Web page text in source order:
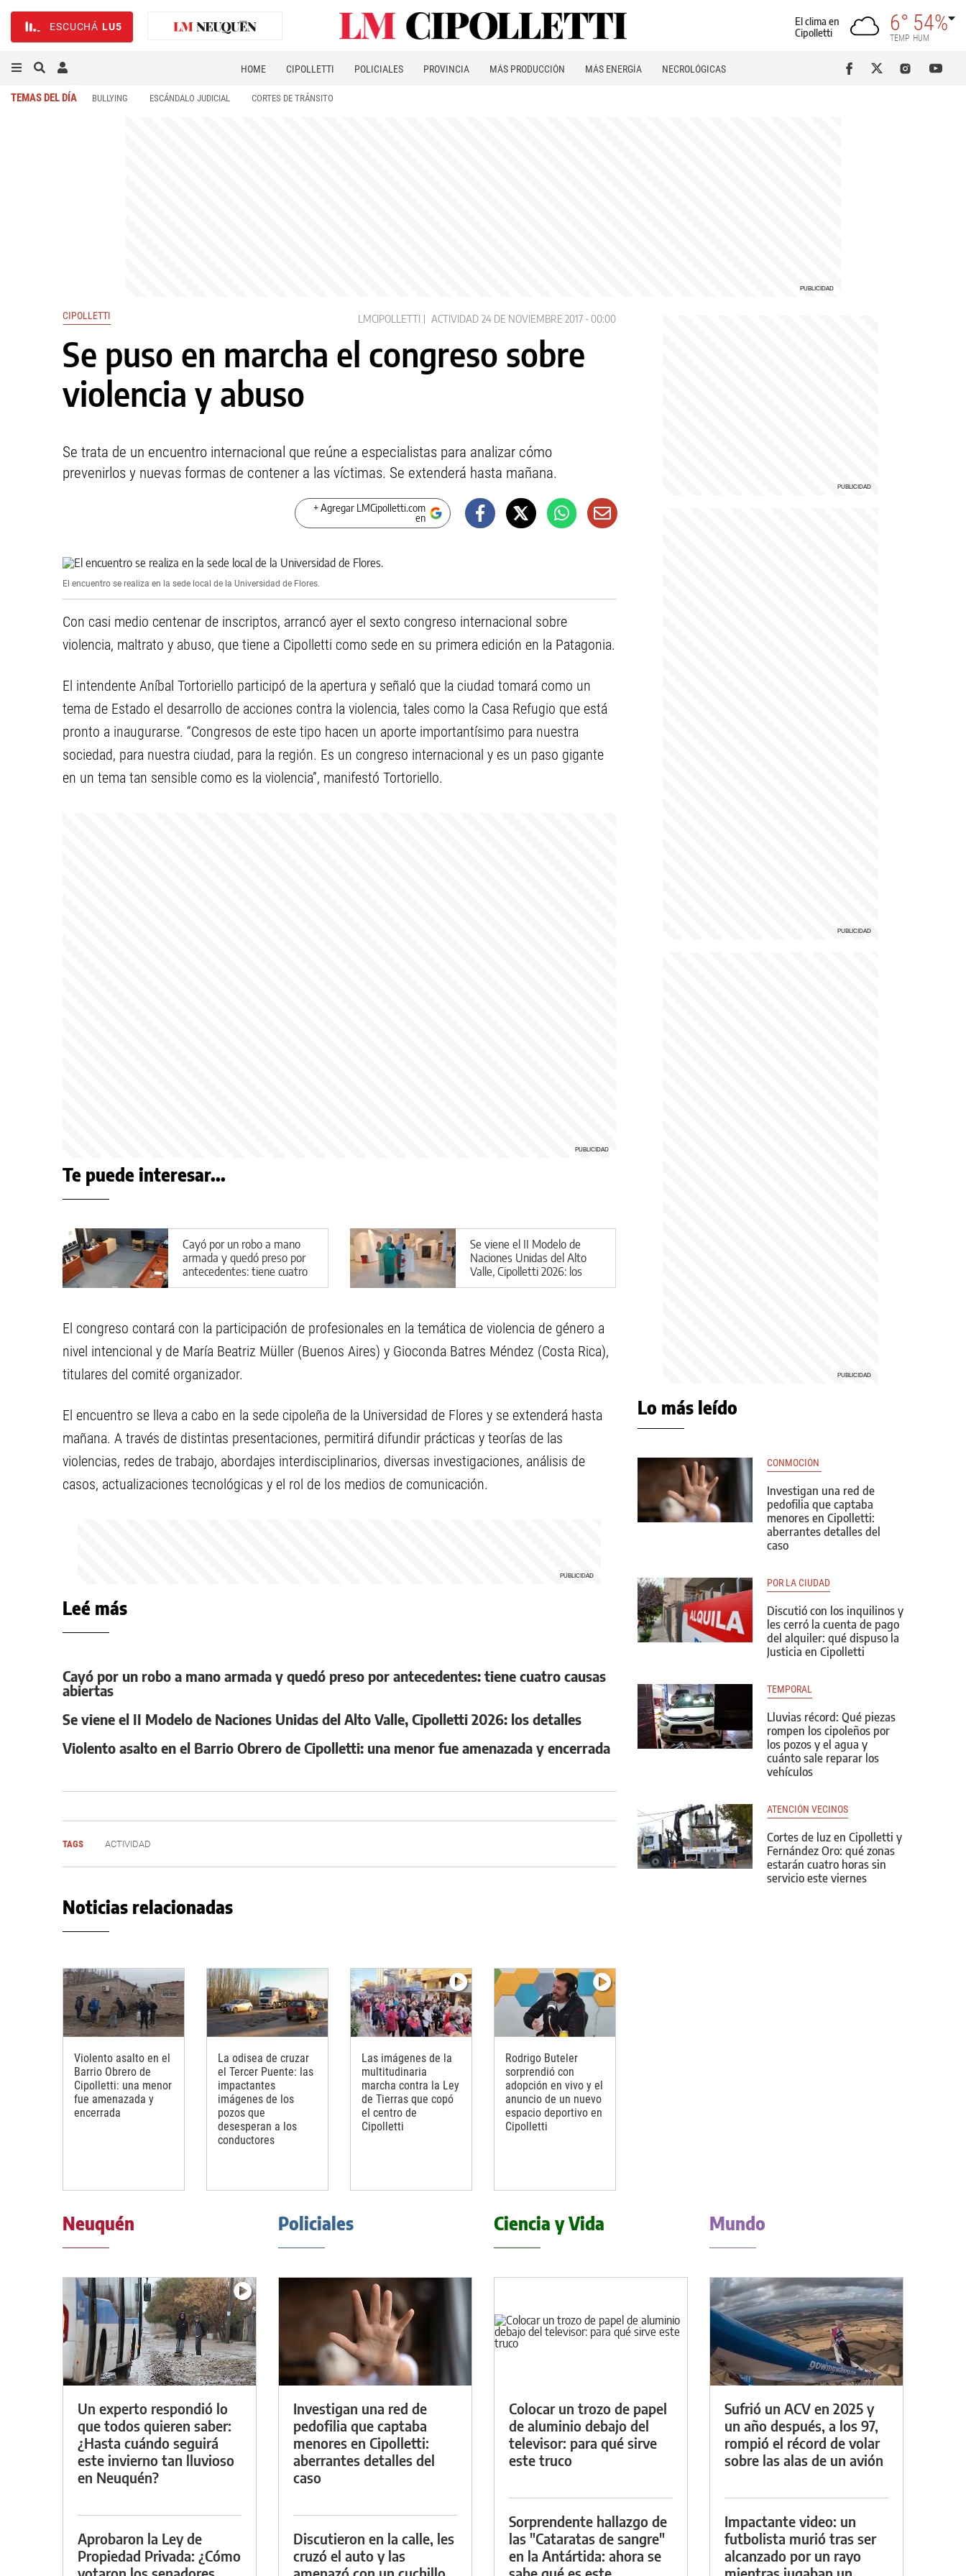
ESCUCHÁ LU5
El clima en
Cipolletti
6°
TEMP
54%
HUM
HOME CIPOLLETTI POLICIALES PROVINCIA MÁS PRODUCCIÓN MÁS ENERGÍA NECROLÓGICAS
TEMAS DEL DÍA BULLYING ESCÁNDALO JUDICIAL CORTES DE TRÁNSITO
CIPOLLETTI LMCIPOLLETTI ACTIVIDAD 24 DE NOVIEMBRE 2017 - 00:00
Se puso en marcha el congreso sobre
violencia y abuso
Se trata de un encuentro internacional que reúne a especialistas para analizar cómo
prevenirlos y nuevas formas de contener a las víctimas. Se extenderá hasta mañana.
+ Agregar LMCipolletti.com
en
El encuentro se realiza en la sede local de la Universidad de Flores.
Con casi medio centenar de inscriptos, arrancó ayer el sexto congreso internacional sobre
violencia, maltrato y abuso, que tiene a Cipolletti como sede en su primera edición en la Patagonia.
El intendente Aníbal Tortoriello participó de la apertura y señaló que la ciudad tomará como un
tema de Estado el desarrollo de acciones contra la violencia, tales como la Casa Refugio que está
pronto a inaugurarse. “Congresos de este tipo hacen un aporte importantísimo para nuestra
sociedad, para nuestra ciudad, para la región. Es un congreso internacional y es un paso gigante
en un tema tan sensible como es la violencia”, manifestó Tortoriello.
Te puede interesar...
Cayó por un robo a mano
armada y quedó preso por
antecedentes: tiene cuatro
causas abiertas
Se viene el II Modelo de
Naciones Unidas del Alto
Valle, Cipolletti 2026: los
detalles
El congreso contará con la participación de profesionales en la temática de violencia de género a
nivel intencional y de María Beatriz Müller (Buenos Aires) y Gioconda Batres Méndez (Costa Rica),
titulares del comité organizador.
El encuentro se lleva a cabo en la sede cipoleña de la Universidad de Flores y se extenderá hasta
mañana. A través de distintas presentaciones, permitirá difundir prácticas y teorías de las
violencias, redes de trabajo, abordajes interdisciplinarios, diversas investigaciones, análisis de
casos, actualizaciones tecnológicas y el rol de los medios de comunicación.
Leé más
Cayó por un robo a mano armada y quedó preso por antecedentes: tiene cuatro causas
abiertas
Se viene el II Modelo de Naciones Unidas del Alto Valle, Cipolletti 2026: los detalles
Violento asalto en el Barrio Obrero de Cipolletti: una menor fue amenazada y encerrada
TAGS ACTIVIDAD
Noticias relacionadas
Violento asalto en el
Barrio Obrero de
Cipolletti: una menor
fue amenazada y
encerrada
La odisea de cruzar
el Tercer Puente: las
impactantes
imágenes de los
pozos que
desesperan a los
conductores
Las imágenes de la
multitudinaria
marcha contra la Ley
de Tierras que copó
el centro de
Cipolletti
Rodrigo Buteler
sorprendió con
adopción en vivo y el
anuncio de un nuevo
espacio deportivo en
Cipolletti
Lo más leído
CONMOCIÓN
Investigan una red de
pedofilia que captaba
menores en Cipolletti:
aberrantes detalles del
caso
POR LA CIUDAD
Discutió con los inquilinos y
les cerró la cuenta de pago
del alquiler: qué dispuso la
Justicia en Cipolletti
TEMPORAL
Lluvias récord: Qué piezas
rompen los cipoleños por
los pozos y el agua y
cuánto sale reparar los
vehículos
ATENCIÓN VECINOS
Cortes de luz en Cipolletti y
Fernández Oro: qué zonas
estarán cuatro horas sin
servicio este viernes
Neuquén
Un experto respondió lo
que todos quieren saber:
¿Hasta cuándo seguirá
este invierno tan lluvioso
en Neuquén?
Aprobaron la Ley de
Propiedad Privada: ¿Cómo
Policiales
Investigan una red de
pedofilia que captaba
menores en Cipolletti:
aberrantes detalles del
caso
Discutieron en la calle, les
cruzó el auto y las
Ciencia y Vida
Colocar un trozo de papel
de aluminio debajo del
televisor: para qué sirve
este truco
Sorprendente hallazgo de
las "Cataratas de sangre"
en la Antártida: ahora se
Mundo
Sufrió un ACV en 2025 y
un año después, a los 97,
rompió el récord de volar
sobre las alas de un avión
Impactante video: un
futbolista murió tras ser
alcanzado por un rayo